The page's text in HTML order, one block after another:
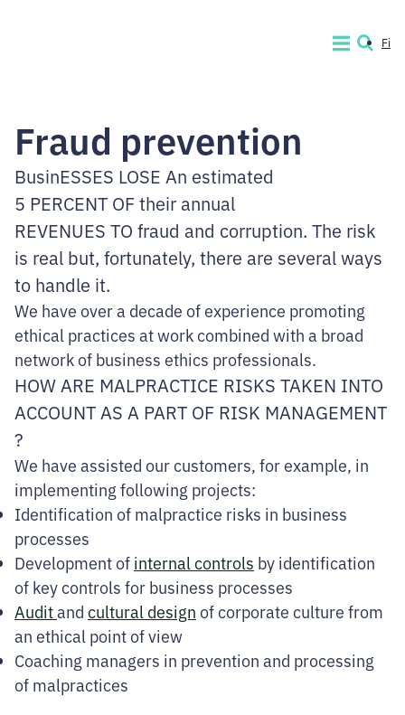
Conduct
Company
MENUSEARCH
Fi
Fraud prevention
BusinESSES LOSE An estimated
5 PERCENT OF their annual
REVENUES TO fraud and corruption. The risk
is real but, fortunately, there are several ways
to handle it.
We have over a decade of experience promoting
ethical practices at work combined with a broad
network of business ethics professionals.
HOW ARE MALPRACTICE RISKS TAKEN INTO
ACCOUNT AS A PART OF RISK MANAGEMENT
?
We have assisted our customers, for example, in
implementing following projects:
Identification of malpractice risks in business
processes
Development of internal controls by identification
of key controls for business processes
Auditand cultural design of corporate culture from
an ethical point of view
Coaching managers in prevention and processing
of malpractices